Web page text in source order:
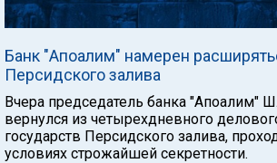
Банк "Апоалим" намерен
Персидского залива
Вчера председатель банка "Апоалим"
вернулся из четырехдневного
государств Персидского залива,
условиях строжайшей секретности.